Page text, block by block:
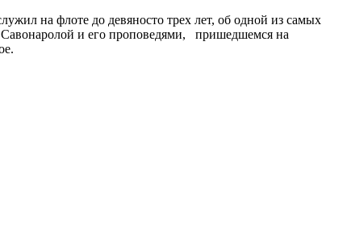
на флоте до девяносто трех лет, об одной из самых
Савонаролой и его проповедями, пришедшемся на